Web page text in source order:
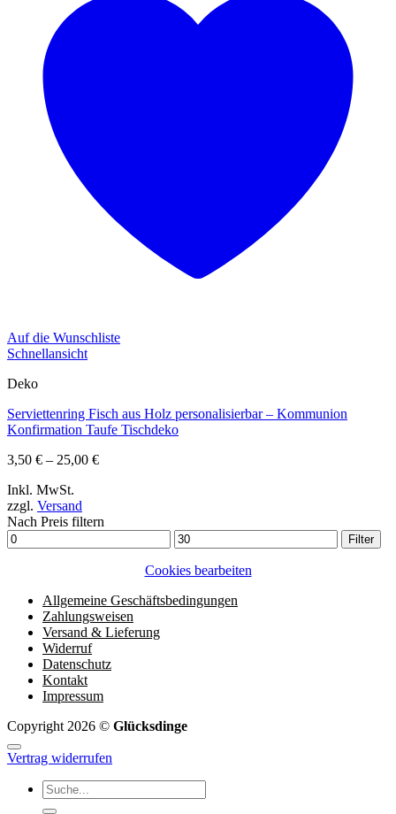
Auf die Wunschliste
Schnellansicht
Deko
Serviettenring Fisch aus Holz personalisierbar – Kommunion
Konfirmation Taufe Tischdeko
3,50 € – 25,00 €Preisspanne:
Inkl. MwSt.
zzgl. Versand
Nach Preis filtern
Min.
Preis
Max.
Preis
Filter
Cookies bearbeiten
Allgemeine Geschäftsbedingungen
Zahlungsweisen
Versand & Lieferung
Widerruf
Datenschutz
Kontakt
Impressum
Copyright 2026 © Glücksdinge
Vertrag widerrufen
Suchen
nach: